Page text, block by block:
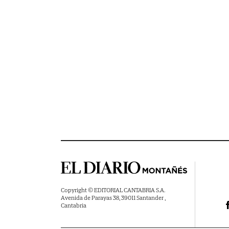
Copyright © EDITORIAL CANTABRIA S.A.
Avenida de Parayas 38, 39011 Santander ,
Cantabria